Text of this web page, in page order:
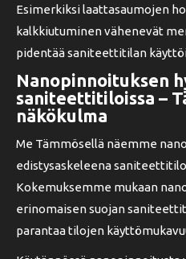
Esimerkiksi laattasaumojen
kalkkiutuminen vähenevät
pidentää saniteettitilan
Nanopinnoituksen
saniteettitiloissa –
näkökulma
Me Tämmösellä näemme
edistysaskeleena
Kokemuksemme mukaan
erinomaisen suojan
parantaa tilojen